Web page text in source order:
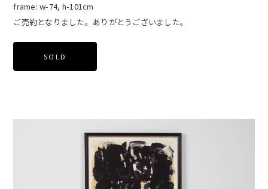
frame: w-74, h-101cm
ご売約となりました。ありがとうございました。
SOLD